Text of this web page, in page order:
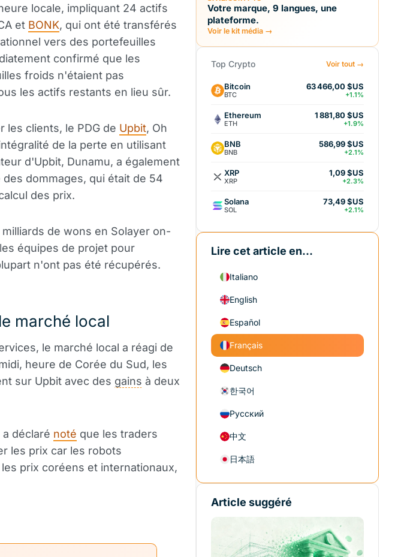
locale, impliquant 24 actifs
et BONK, qui ont été transférés
vers des portefeuilles
confirmé que les
froids n'étaient pas
les actifs restants en lieu sûr.
les clients, le PDG de Upbit, Oh
de la perte en utilisant
d'Upbit, Dunamu, a également
dommages, qui était de 54
des prix.
de wons en Solayer on-
équipes de projet pour
n'ont pas été récupérés.
marché local
le marché local a réagi de
heure de Corée du Sud, les
sur Upbit avec des gains à deux
a déclaré noté que les traders
les prix car les robots
prix coréens et internationaux,
Votre marque, 9 langues, une
plateforme.
Voir le kit média →
Top Crypto Voir tout →
Bitcoin
BTC
63 466,00 $US
+1.1%
Ethereum
ETH
1 881,80 $US
+1.9%
BNB
BNB
586,99 $US
+2.1%
XRP
XRP
1,09 $US
+2.3%
Solana
SOL
73,49 $US
+2.1%
Lire cet article en...
Italiano
English
Español
Français
Deutsch
한국어
Русский
中文
日本語
Article suggéré